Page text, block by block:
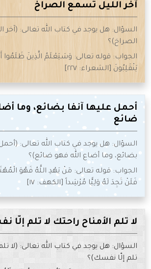
آخر الليل تسمع الصراخ
السؤال: هل يوجد في كتاب الله تعالى: (آخر
الصراخ)؟
الجواب: قوله تعالى: وَسَيَعْلَمُ الَّذِينَ ظَلَمُوا
يَنْقَلِبُونَ [الشعراء: ٢٢٧]
أحمل عليها آنفا بضائع، وما
ضائع
السؤال: هل يوجد في كتاب الله تعالى: (أحمل
بضائع، وما أضاع الله فهو ضائع)؟
الجواب: قوله تعالى: مَنْ يَهْدِ اللَّهُ فَهُوَ
فَلَنْ تَجِدَ لَهُ وَلِيًّا مُرْشِداً [الكهف: ١٧]
لا تلم الأمناح راحتك لا تلم إلّا
السؤال: هل يوجد في كتاب الله تعالى: (لا
تلم إلّا نفسك)؟